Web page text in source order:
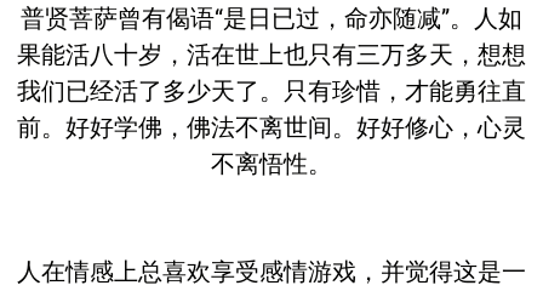
普贤菩萨曾有偈语“是日已过，命亦随减”。人如
果能活八十岁，活在世上也只有三万多天，想想
我们已经活了多少天了。只有珍惜，才能勇往直
前。好好学佛，佛法不离世间。好好修心，心灵
不离悟性。
人在情感上总喜欢享受感情游戏，并觉得这是一